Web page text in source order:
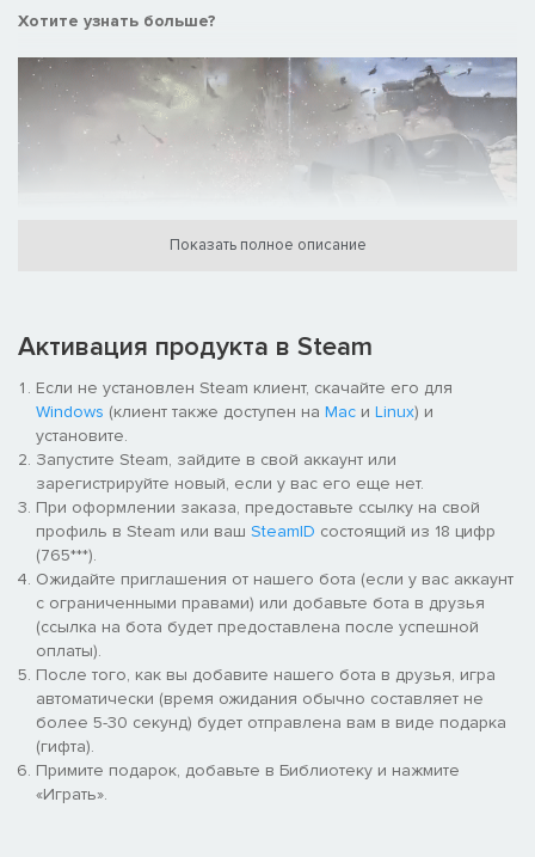
Хотите узнать больше?
Отбивайте и перестраивайте базы, стройте заводы и
выполняйте разнообразные побочные задания, чтобы
вырвать планеты из лап жуков. Огромные подробные карты
с несколькими уникальными зонами позволят проходить игру
вновь и вновь множество раз, а механика боя, когда на
экране вам противостоят одновременно сотни жуков,
создаст впечатление схватки не на жизнь, а на смерть!
ДОБРО ПОЖАЛОВАТЬ В СПЕЦНАЗ
ЗВЁЗДНОГО ДЕСАНТА
Выбирайте один из шести уникальных игровых классов,
Показать полное описание
Активация продукта в Steam
Если не установлен Steam клиент, скачайте его для
Windows (клиент также доступен на Mac и Linux) и
установите.
Запустите Steam, зайдите в свой аккаунт или
зарегистрируйте новый, если у вас его еще нет.
При оформлении заказа, предоставьте ссылку на свой
профиль в Steam или ваш SteamID состоящий из 18 цифр
(765***).
Ожидайте приглашения от нашего бота (если у вас аккаунт
с ограниченными правами) или добавьте бота в друзья
(ссылка на бота будет предоставлена после успешной
оплаты).
После того, как вы добавите нашего бота в друзья, игра
автоматически (время ожидания обычно составляет не
более 5-30 секунд) будет отправлена вам в виде подарка
(гифта).
Примите подарок, добавьте в Библиотеку и нажмите
«Играть».